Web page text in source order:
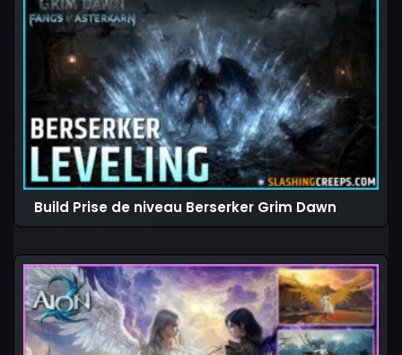
Build Prise de niveau Berserker Grim Dawn